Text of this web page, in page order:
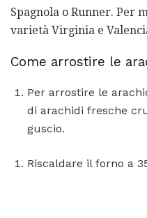
Spagnola o Runner. Per
varietà Virginia e
Come arrostire le
Per arrostire le
di arachidi fresche
guscio.
Riscaldare il forno a